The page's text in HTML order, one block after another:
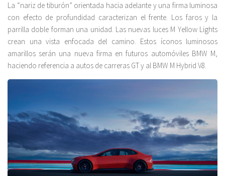
La “nariz de tiburón” orientada hacia adelante y una firma luminosa
con efecto de profundidad caracterizan el frente. Los faros y la
parrilla doble forman una unidad. Las nuevas luces M Yellow Lights
crean una vista enfocada del camino. Estos íconos luminosos
amarillos serán una nueva firma en futuros automóviles BMW M,
haciendo referencia a autos de carreras GT y al BMW M Hybrid V8.